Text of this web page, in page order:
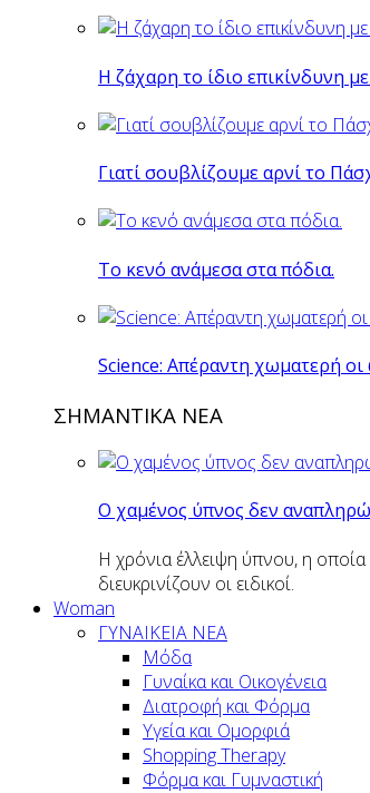
Η ζάχαρη το ίδιο επικίνδυνη
Γιατί σουβλίζουμε αρνί το
Το κενό ανάμεσα στα πόδια.
Science: Απέραντη χωματερή οι
ΣΗΜΑΝΤΙΚΑ ΝΕΑ
Ο χαμένος ύπνος δεν
Η χρόνια έλλειψη ύπνου, η
διευκρινίζουν οι ειδικοί.
Woman
ΓΥΝΑΙΚΕΙΑ ΝΕΑ
Μόδα
Γυναίκα και Οικογένεια
Διατροφή και Φόρμα
Υγεία και Ομορφιά
Shopping Therapy
Φόρμα και Γυμναστική